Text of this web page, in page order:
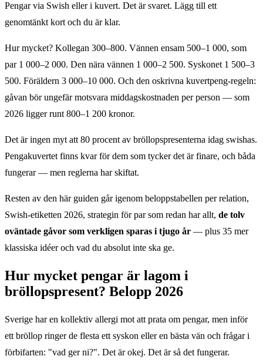
Pengar via Swish eller i kuvert. Det är svaret. Lägg till ett
genomtänkt kort och du är klar.
Hur mycket? Kollegan 300–800. Vännen ensam 500–1 000, som
par 1 000–2 000. Den nära vännen 1 000–2 500. Syskonet 1 500–3
500. Föräldern 3 000–10 000. Och den oskrivna kuvertpeng-regeln:
gåvan bör ungefär motsvara middagskostnaden per person — som
2026 ligger runt 800–1 200 kronor.
Det är ingen myt att 80 procent av bröllopspresenterna idag swishas.
Pengakuvertet finns kvar för dem som tycker det är finare, och båda
fungerar — men reglerna har skiftat.
Resten av den här guiden går igenom belopps­tabellen per relation,
Swish-etiketten 2026, strategin för par som redan har allt, de tolv
oväntade gåvor som verkligen sparas i tjugo år — plus 35 mer
klassiska idéer och vad du absolut inte ska ge.
Hur mycket pengar är lagom i
bröllopspresent? Belopp 2026
Sverige har en kollektiv allergi mot att prata om pengar, men inför
ett bröllop ringer de flesta ett syskon eller en bästa vän och frågar i
förbifarten: "vad ger ni?". Det är okej. Det är så det fungerar.